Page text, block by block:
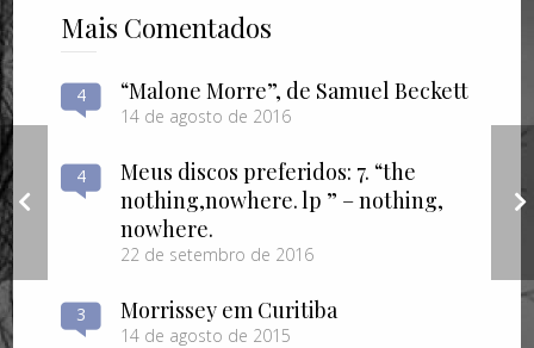
“Nietzsche”, de
Scarlett Marton
Mais Comentados
4 “Malone Morre”, de Samuel Beckett
14 de agosto de 2016
4
Meus discos preferidos: 7. “the
nothing​,​nowhere. lp ” – nothing​,​
nowhere.
22 de setembro de 2016
3 Morrissey em Curitiba
14 de agosto de 2015